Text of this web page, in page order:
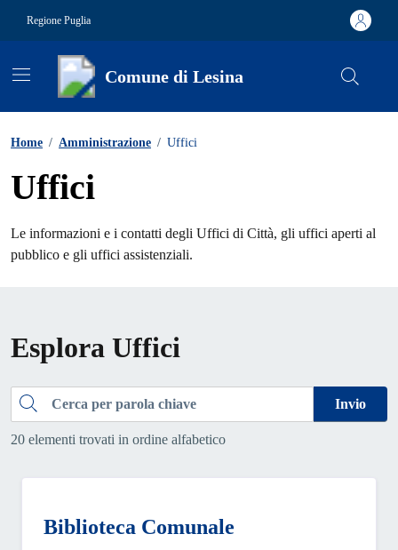
Regione Puglia
Comune di Lesina
Home / Amministrazione / Uffici
Uffici
Le informazioni e i contatti degli Uffici di Città, gli uffici aperti al
pubblico e gli uffici assistenziali.
Esplora Uffici
Cerca Invio
20 elementi trovati in ordine alfabetico
Biblioteca Comunale